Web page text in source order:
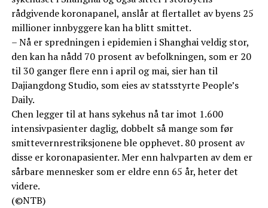
rådgivende koronapanel, anslår at flertallet av byens 25
millioner innbyggere kan ha blitt smittet.
– Nå er spredningen i epidemien i Shanghai veldig stor,
den kan ha nådd 70 prosent av befolkningen, som er 20
til 30 ganger flere enn i april og mai, sier han til
Dajiangdong Studio, som eies av statsstyrte People’s
Daily.
Chen legger til at hans sykehus nå tar imot 1.600
intensivpasienter daglig, dobbelt så mange som før
smittevernrestriksjonene ble opphevet. 80 prosent av
disse er koronapasienter. Mer enn halvparten av dem er
sårbare mennesker som er eldre enn 65 år, heter det
videre.
(©NTB)